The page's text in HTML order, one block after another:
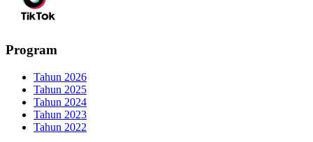
Program
Tahun 2026
Tahun 2025
Tahun 2024
Tahun 2023
Tahun 2022